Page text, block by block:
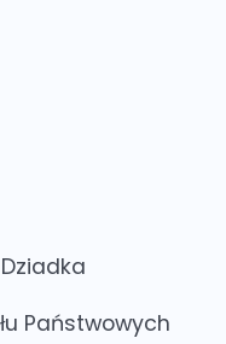
Państwowych